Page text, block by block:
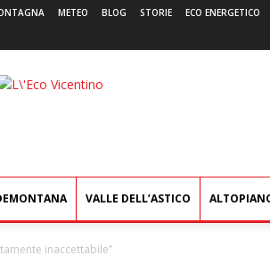
METEO BLOG STORIE ECO ENERGETICO
L'Eco
VALLE DELL’ASTICO
inaccettabile”